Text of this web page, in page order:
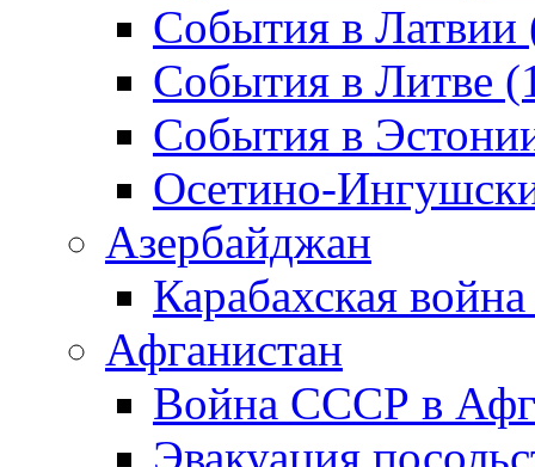
События в Латвии
События в Литве
События в
Осетино-
Азербайджан
Карабахская
Афганистан
Война СССР в